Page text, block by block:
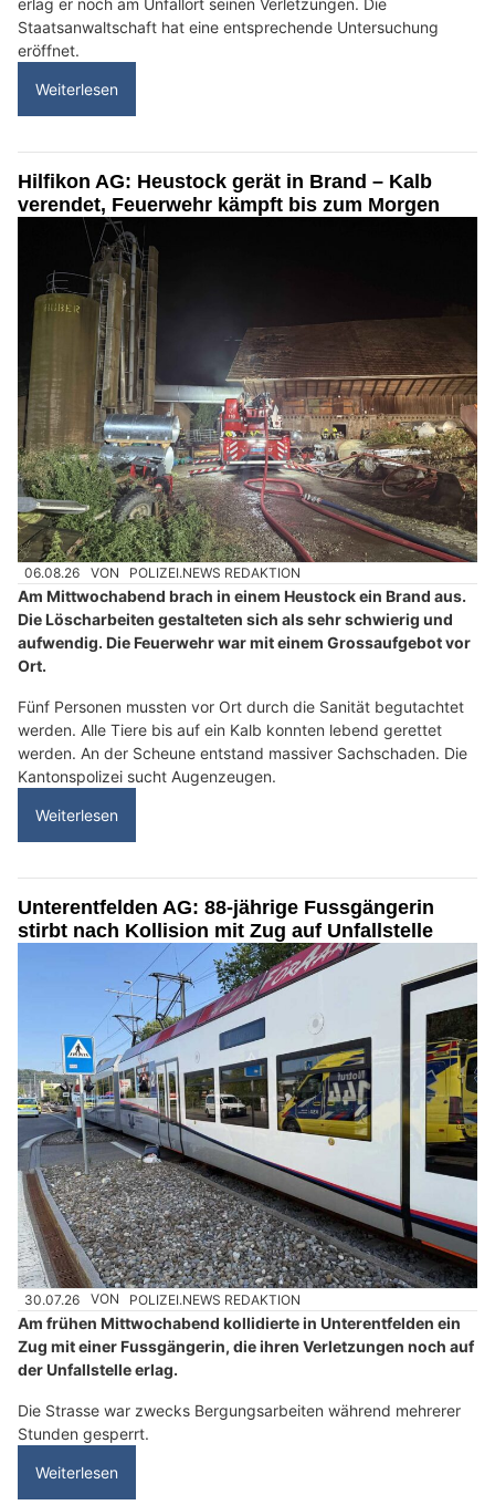
erlag er noch am Unfallort seinen Verletzungen. Die
Staatsanwaltschaft hat eine entsprechende Untersuchung
eröffnet.
Weiterlesen
Hilfikon AG: Heustock gerät in Brand – Kalb
verendet, Feuerwehr kämpft bis zum Morgen
06.08.26 VON POLIZEI.NEWS REDAKTION
Am Mittwochabend brach in einem Heustock ein Brand aus.
Die Löscharbeiten gestalteten sich als sehr schwierig und
aufwendig. Die Feuerwehr war mit einem Grossaufgebot vor
Ort.
Fünf Personen mussten vor Ort durch die Sanität begutachtet
werden. Alle Tiere bis auf ein Kalb konnten lebend gerettet
werden. An der Scheune entstand massiver Sachschaden. Die
Kantonspolizei sucht Augenzeugen.
Weiterlesen
Unterentfelden AG: 88-jährige Fussgängerin
stirbt nach Kollision mit Zug auf Unfallstelle
30.07.26 VON POLIZEI.NEWS REDAKTION
Am frühen Mittwochabend kollidierte in Unterentfelden ein
Zug mit einer Fussgängerin, die ihren Verletzungen noch auf
der Unfallstelle erlag.
Die Strasse war zwecks Bergungsarbeiten während mehrerer
Stunden gesperrt.
Weiterlesen